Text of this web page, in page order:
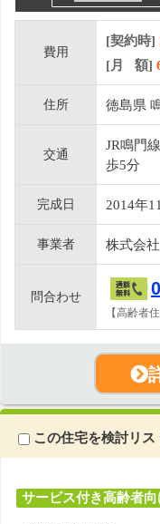
費用
[契約時]
[月 額]
住所 徳島県
交通
JR鳴門
歩5分
完成日 2014年
事業者 株式会
問合わせ
【高齢者
この住宅を検討リス
サービス付き高齢者